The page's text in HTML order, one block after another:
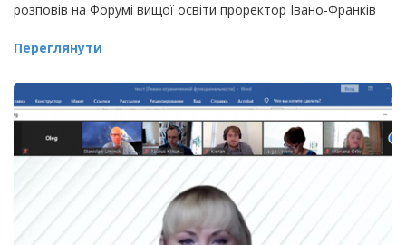
розповів на Форумі вищої освіти проректор Івано-Франків
Переглянути